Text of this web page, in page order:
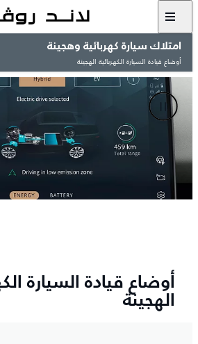
امتلاك سيارة كهربائية وهجينة
أوضاع قيادة السيارة الكهربائية الهجينة
أوضاع قيادة السيارة
الهجينة